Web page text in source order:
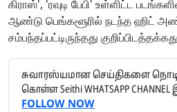
கிராஸ்', 'ரவுடி பேபி' உள்ளிட்ட
ஆண்டு பெங்களூரில் நடந்த ஹிட்
சம்பந்தப்பட்டிருந்தது
சுவாரஸ்யமான செய்திகளை
கொள்ள Seithi WHATSAPP
FOLLOW NOW